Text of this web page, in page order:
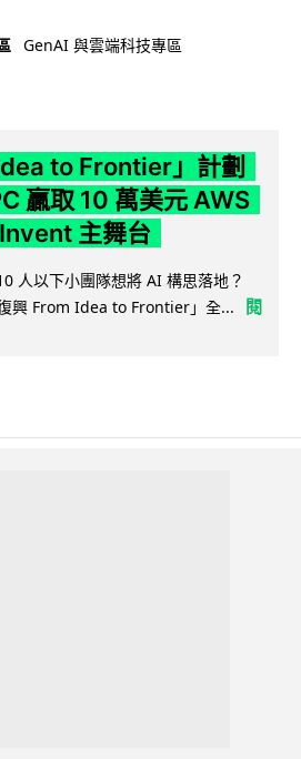
GenAI 與雲端科技專區
to Frontier」計劃
贏取 10 萬美元 AWS
主舞台
人以下小團隊想將 AI 構思落地？
興 From Idea to Frontier」全...
閱